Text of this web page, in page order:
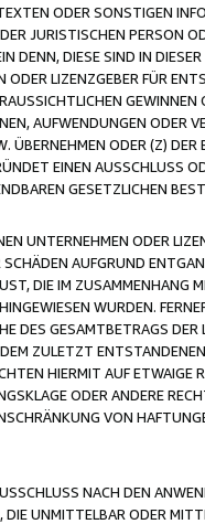
ODER SONSTIGEN
JURISTISCHEN PERSON
DENN, DIESE SIND IN
ODER LIZENZGEBER FÜR
AUFWENDUNGEN ODER
ÜBERNEHMEN ODER (Z)
EINEN AUSSCHLUSS
GESETZLICHEN
UNTERNEHMEN ODER
AUFGRUND
DIE IM ZUSAMMENHANG
WURDEN.
DES GESAMTBETRAGS
ZULETZT
HIERMIT AUF
ODER ANDERE
VON
NACH DEN
UNMITTELBAR ODER